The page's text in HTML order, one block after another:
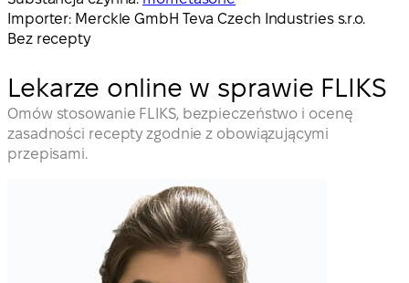
Importer: Merckle GmbH Teva Czech Industries s.r.o.
Bez recepty
Lekarze online w sprawie FLIKS
Omów stosowanie FLIKS, bezpieczeństwo i ocenę
zasadności recepty zgodnie z obowiązującymi
przepisami.